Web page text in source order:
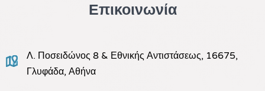
Επικοινωνία
Λ. Ποσειδώνος 8 & Εθνικής Αντιστάσεως, 16675,
Γλυφάδα, Αθήνα